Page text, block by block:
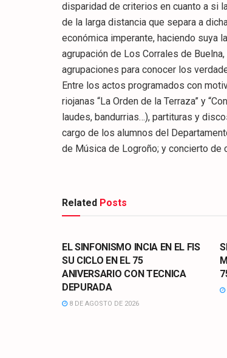
disparidad de criterios en cuanto a si
de la larga distancia que separa a
económica imperante, haciendo suya
agrupación de Los Corrales de
agrupaciones para conocer los
Entre los actos programados con
riojanas “La Orden de la Terraza” y
laudes, bandurrias…), partituras y
cargo de los alumnos del
de Música de Logroño; y concierto de
Related Posts
EL SINFONISMO INCIA EN EL FIS
SU CICLO EN EL 75
ANIVERSARIO CON TECNICA
DEPURADA
8 DE AGOSTO DE 2026